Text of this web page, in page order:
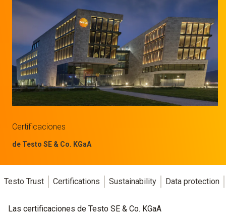
Certificaciones
de Testo SE & Co. KGaA
Testo Trust Certifications Sustainability Data protection
Las certificaciones de Testo SE & Co. KGaA